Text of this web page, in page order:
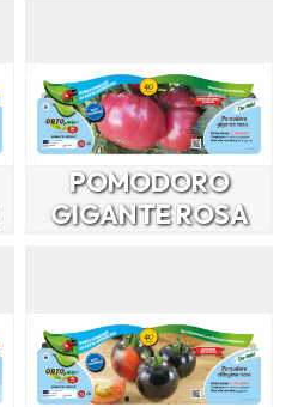
POMODORO
GIGANTE ROSA